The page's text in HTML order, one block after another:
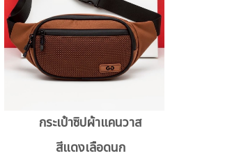
กระเป๋าซิปผ้าแคนวาส
สีแดงเลือดนก